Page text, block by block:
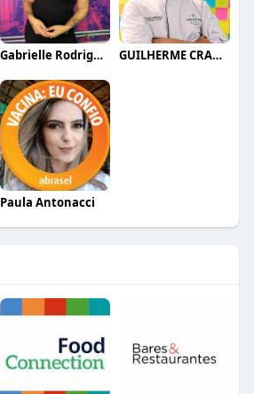
Gabrielle Rodrigues GUILHERME CRAMER BALLE
Paula Antonacci